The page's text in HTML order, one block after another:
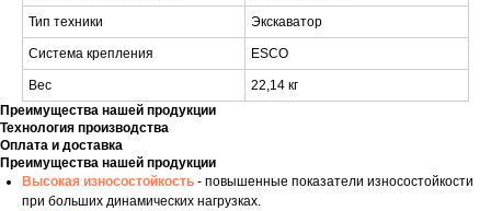
Тип техники Экскаватор
Система крепления ESCO
Вес
22,14 кг
Преимущества нашей продукции
Технология производства
Оплата и доставка
Преимущества нашей продукции
Высокая износостойкость - повышенные показатели износостойкости
при больших динамических нагрузках.